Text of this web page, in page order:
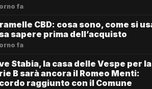
fa
CBD: cosa sono, come si
sapere prima dell’acquisto
fa
Stabia, la casa delle Vespe per la
B sarà ancora il Romeo Menti:
raggiunto con il Comune